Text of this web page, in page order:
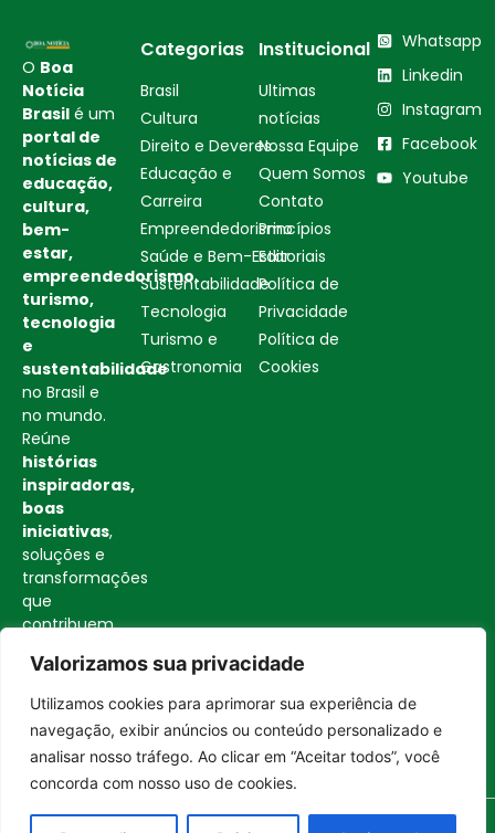
Valorizamos sua privacidade
Utilizamos cookies para aprimorar sua experiência de
navegação, exibir anúncios ou conteúdo personalizado e
analisar nosso tráfego. Ao clicar em “Aceitar todos”, você
concorda com nosso uso de cookies.
O Boa
Notícia
Brasil é um
portal de
notícias de
educação,
cultura,
bem-
estar,
empreendedorismo,
turismo,
tecnologia
e
sustentabilidade
no Brasil e
no mundo.
Reúne
histórias
inspiradoras,
boas
iniciativas,
soluções e
transformações
que
contribuem
sociedade
mais
consciente
e
construtiva.
Categorias
Brasil
Cultura
Direito e Deveres
Educação e
Carreira
Empreendedorismo
Saúde e Bem-Estar
Sustentabilidade
Tecnologia
Turismo e
Gastronomia
Institucional
Ultimas
notícias
Nossa Equipe
Quem Somos
Contato
Princípios
Editoriais
Política de
Privacidade
Política de
Cookies
Whatsapp
Linkedin
Instagram
Facebook
Youtube